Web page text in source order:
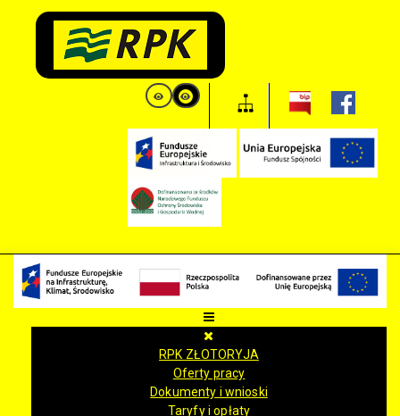
RPK ZŁOTORYJA
Oferty pracy
Dokumenty i wnioski
Taryfy i opłaty